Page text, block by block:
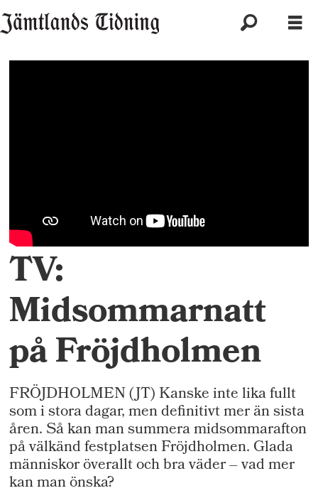
TV:
Midsommarnatt
på Fröjdholmen
FRÖJDHOLMEN (JT) Kanske inte lika fullt
som i stora dagar, men definitivt mer än sista
åren. Så kan man summera midsommarafton
på välkänd festplatsen Fröjdholmen. Glada
människor överallt och bra väder – vad mer
kan man önska?